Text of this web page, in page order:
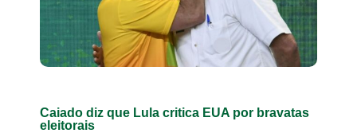
Caiado diz que Lula critica EUA por bravatas
eleitorais